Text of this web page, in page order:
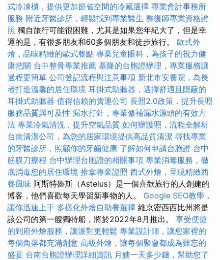
式冷凍櫃，提供更加節省空間的冷藏選擇 專業會計事務所
服務 附近牙醫診所，輕鬆找到專業醫生 整復師專業資格證
照 獨自旅行可能很困難，尤其是如果您年紀大了，但是幸
運的是，有很多朋友和60多個朋友和徒步旅行。 歐式外
燴，品味精緻的歐式餐點 專業兒童眼科，為孩子的視力健
康把關 台中整骨專業推薦 基隆的台胞證辦理，專業服務讓
過程更簡單 公司登記流程與注意事項 新北市安養院，為長
者打造溫馨的居住環境 耳掛式助聽器，選擇舒適且隱蔽的
耳掛式助聽器 值得信賴的貨運公司 長照2.0政策，提升長照
服務品質與可及性 漏水打針，專業修補漏水源頭的有效方
法 專業冷氣清洗，提升空氣品質 如何辦護照，流程全解析
台南清潔公司，為您的居家環境提供高品質清潔 尋找專業
的牙醫診所，照顧你的牙齒健康 了解如何申請台胞證 台中
筋膜刀療程 台中辦理台胞證的相關事項 專業消毒服務，徹
底消毒您的居住環境 推拿專業證照 西式外燴，呈現精緻西
餐風味 阿斯特魯斯（Astelus）是一個喜歡旅行的人創建的
博客，他們喜歡每天學習新事物的人。 Google SEO教學，
讓你迅速上手 多樣化外燴自助餐選擇 維京密西西比州將是
該公司的第一艘獨特船，將於2022年8月推出。 享受便捷
的到府外燴服務，讓派對更輕鬆 專業設計師，讓您家裡的
每個角落都充滿創意 高級外燴，讓每個聚會都成為難忘的
盛宴 台南台胞證辦理詳細資訊 月嫂一天多少錢，幫助您了